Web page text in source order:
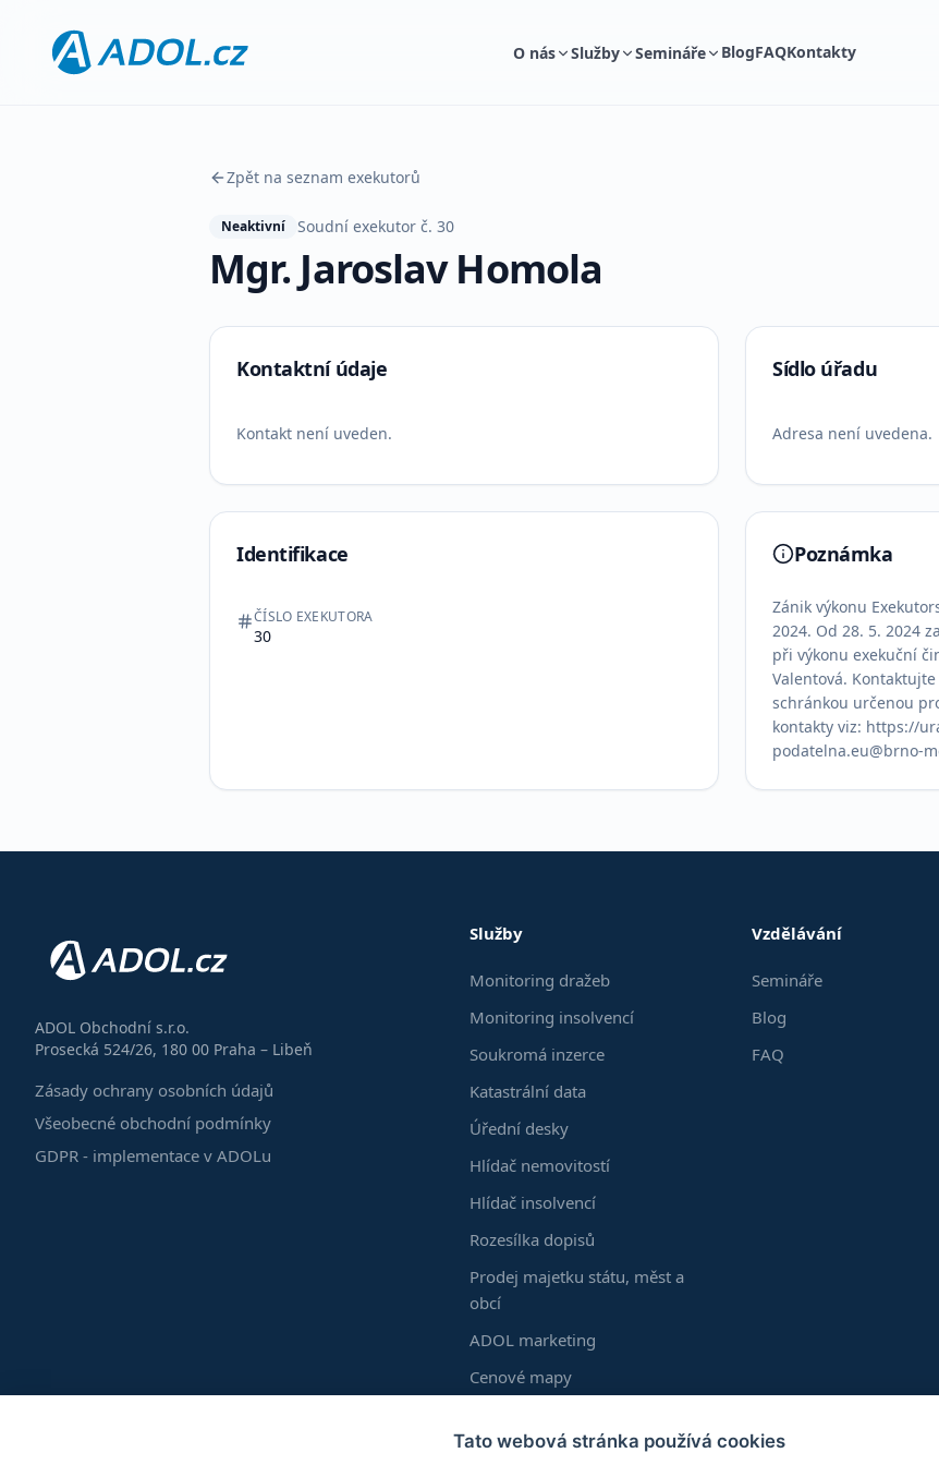
O nás Služby Semináře BlogFAQKontakty
Zpět na seznam exekutorů
Neaktivní Soudní exekutor č. 30
Mgr. Jaroslav Homola
Kontaktní údaje
Kontakt není uveden.
Sídlo úřadu
Adresa není uvedena.
Identifikace
ČÍSLO EXEKUTORA
30
Poznámka
Zánik výkonu
2024. Od 28. 5. 2024
při výkonu exekuční
Valentová.
schránkou určenou
kontakty viz: https://
podatelna.eu@brno-
ADOL Obchodní s.r.o.
Prosecká 524/26, 180 00 Praha – Libeň
Zásady ochrany osobních údajů
Všeobecné obchodní podmínky
GDPR - implementace v ADOLu
Služby
Monitoring dražeb
Monitoring insolvencí
Soukromá inzerce
Katastrální data
Úřední desky
Hlídač nemovitostí
Hlídač insolvencí
Rozesílka dopisů
Prodej majetku státu, měst a
obcí
ADOL marketing
Cenové mapy
Vlastní vrstvy
Vzdělávání
Semináře
Blog
FAQ
Tato webová stránka používá cookies